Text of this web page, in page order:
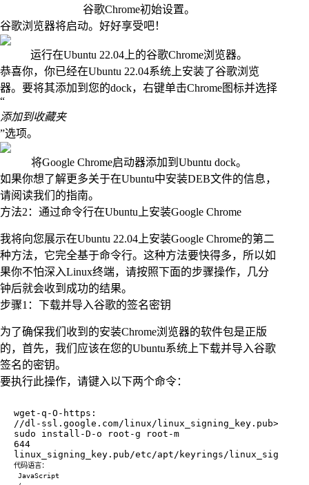
谷歌Chrome初始设置。
谷歌浏览器将启动。好好享受吧！
运行在Ubuntu 22.04上的谷歌Chrome浏览器。
恭喜你，你已经在Ubuntu 22.04系统上安装了谷歌浏览
器。要将其添加到您的dock，右键单击Chrome图标并选择
“
添加到收藏夹
”选项。
将Google Chrome启动器添加到Ubuntu dock。
如果你想了解更多关于在Ubuntu中安装DEB文件的信息，
请阅读我们的指南。
方法2：通过命令行在Ubuntu上安装Google Chrome
我将向您展示在Ubuntu 22.04上安装Google Chrome的第二
种方法，它完全基于命令行。这种方法要快得多，所以如
果你不怕深入Linux终端，请按照下面的步骤操作，几分
钟后就会收到成功的结果。
步骤1：下载并导入谷歌的签名密钥
为了确保我们收到的安装Chrome浏览器的软件包是正版
的，首先，我们应该在您的Ubuntu系统上下载并导入谷歌
签名的密钥。
要执行此操作，请键入以下两个命令：